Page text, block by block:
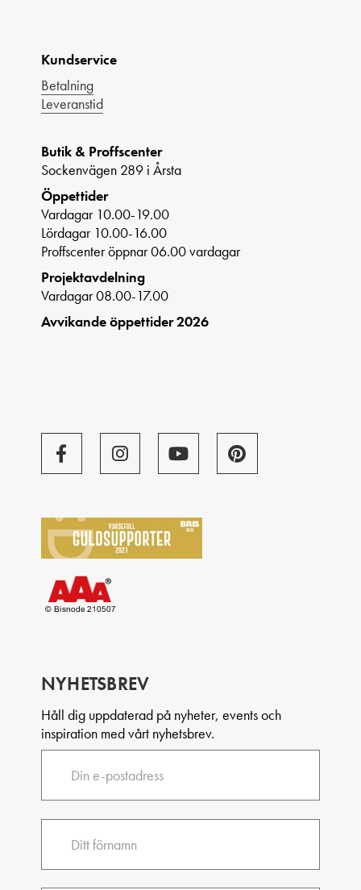
Kundservice
Betalning
Leveranstid
Butik & Proffscenter
Sockenvägen 289 i Årsta
Öppettider
Vardagar 10.00-19.00
Lördagar 10.00-16.00
Proffscenter öppnar 06.00 vardagar
Projektavdelning
Vardagar 08.00-17.00
Avvikande öppettider 2026
NYHETSBREV
Håll dig uppdaterad på nyheter, events och
inspiration med vårt nyhetsbrev.